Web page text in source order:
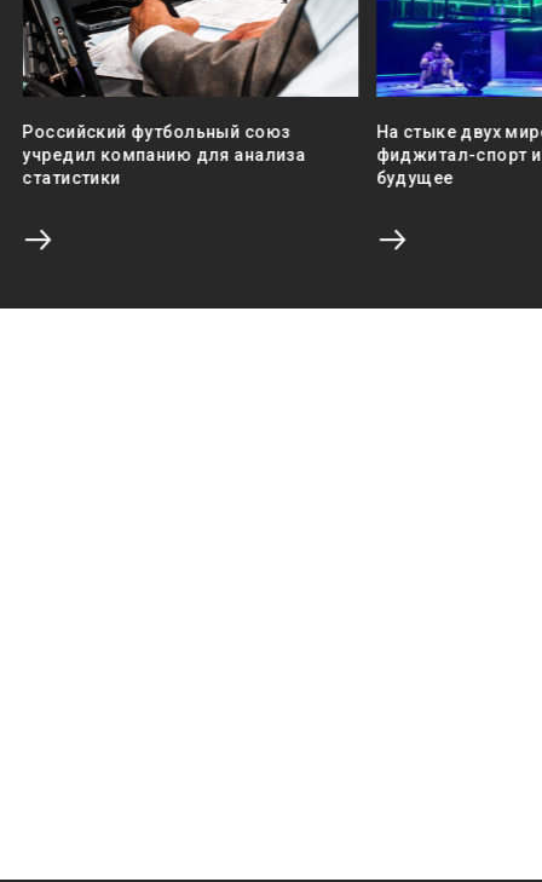
Российский футбольный союз
учредил компанию для анализа
статистики
На стыке двух
фиджитал-спорт
будущее